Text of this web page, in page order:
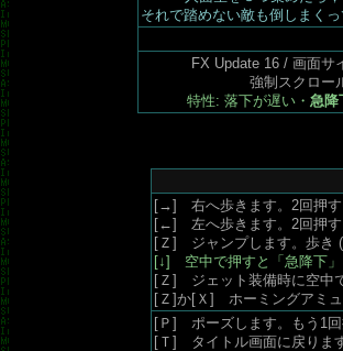
それで踏めない敵も倒しまく
FX Update 16 / 画面サ
強制スクロー
特性: 落下が遅い・ 急降
[→] 右へ歩きます。2回押す
[←] 左へ歩きます。2回押す
[Ｚ] ジャンプします。歩き
[↓] 空中で押すと「急降下」
[Ｚ] ジェット装備時に空中
[Ｚ]か[Ｘ] ホーミングアミ
[Ｐ] ポーズします。もう1
[Ｔ] タイトル画面に戻ります